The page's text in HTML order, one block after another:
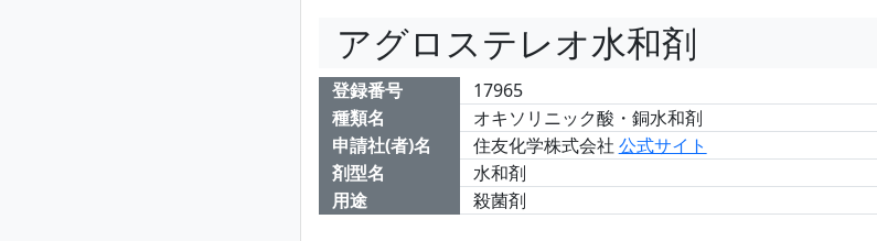
アグロステレオ水和剤
登録番号
17965
種類名
オキソリニック酸・銅水和剤
申請社(者)名
住友化学株式会社 公式サイト
剤型名
水和剤
用途
殺菌剤